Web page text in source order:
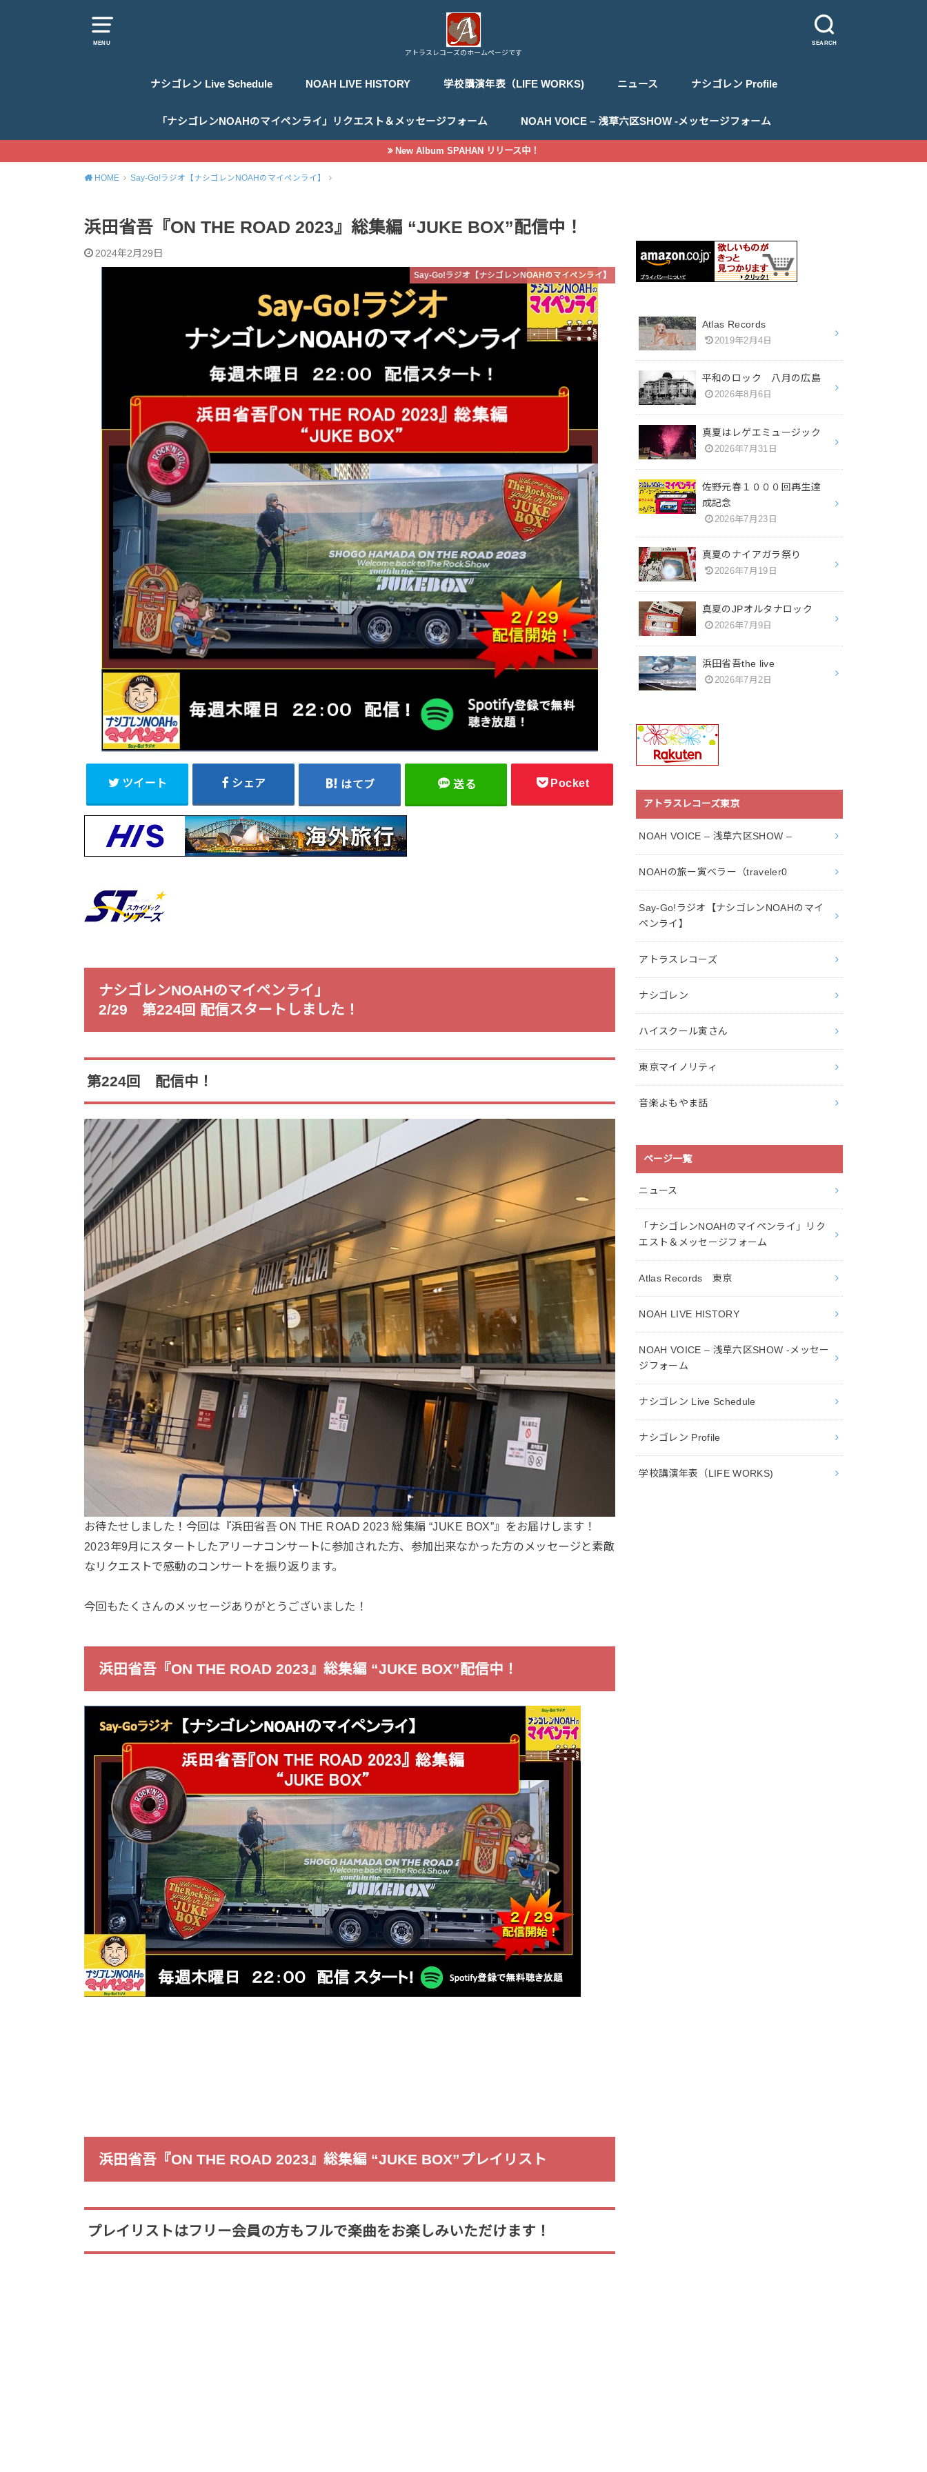
MENU SEARCH
アトラスレコーズのホームページです
ナシゴレン Live Schedule NOAH LIVE HISTORY 学校講演年表（LIFE WORKS) ニュース ナシゴレン Profile
「ナシゴレンNOAHのマイペンライ」リクエスト＆メッセージフォーム NOAH VOICE – 浅草六区SHOW -メッセージフォーム
New Album SPAHAN リリース中！
HOME Say-Go!ラジオ【ナシゴレンNOAHのマイペンライ】
浜田省吾『ON THE ROAD 2023』総集編 “JUKE BOX”配信中！
2024年2月29日
Say-Go!ラジオ【ナシゴレンNOAHのマイペンライ】
ツイート シェア はてブ 送る Pocket
ナシゴレンNOAHのマイペンライ」
2/29 第224回 配信スタートしました！
第224回 配信中！
お待たせしました！今回は『浜田省吾 ON THE ROAD 2023 総集編 “JUKE BOX”』をお届けします！
2023年9月にスタートしたアリーナコンサートに参加された方、参加出来なかった方のメッセージと素敵
なリクエストで感動のコンサートを振り返ります。
今回もたくさんのメッセージありがとうございました！
浜田省吾『ON THE ROAD 2023』総集編 “JUKE BOX”配信中！
浜田省吾『ON THE ROAD 2023』総集編 “JUKE BOX”プレイリスト
プレイリストはフリー会員の方もフルで楽曲をお楽しみいただけます！
Atlas Records
2019年2月4日
平和のロック 八月の広島
2026年8月6日
真夏はレゲエミュージック
2026年7月31日
佐野元春１０００回再生達
成記念
2026年7月23日
真夏のナイアガラ祭り
2026年7月19日
真夏のJPオルタナロック
2026年7月9日
浜田省吾the live
2026年7月2日
アトラスレコーズ東京
NOAH VOICE – 浅草六区SHOW –
NOAHの旅ー寅ベラー（traveler0
Say-Go!ラジオ【ナシゴレンNOAHのマイ
ペンライ】
アトラスレコーズ
ナシゴレン
ハイスクール寅さん
東京マイノリティ
音楽よもやま話
ページ一覧
ニュース
「ナシゴレンNOAHのマイペンライ」リク
エスト＆メッセージフォーム
Atlas Records 東京
NOAH LIVE HISTORY
NOAH VOICE – 浅草六区SHOW -メッセー
ジフォーム
ナシゴレン Live Schedule
ナシゴレン Profile
学校講演年表（LIFE WORKS)